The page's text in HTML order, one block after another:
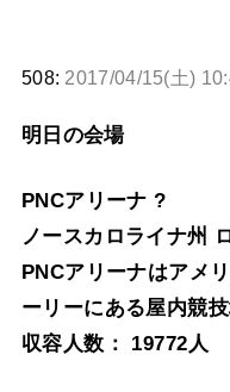
508: 2017/04/15(土)
明日の会場
PNCアリーナ ?
ノースカロライナ州
PNCアリーナはアメ
ーリーにある屋内競技
収容人数： 19772人